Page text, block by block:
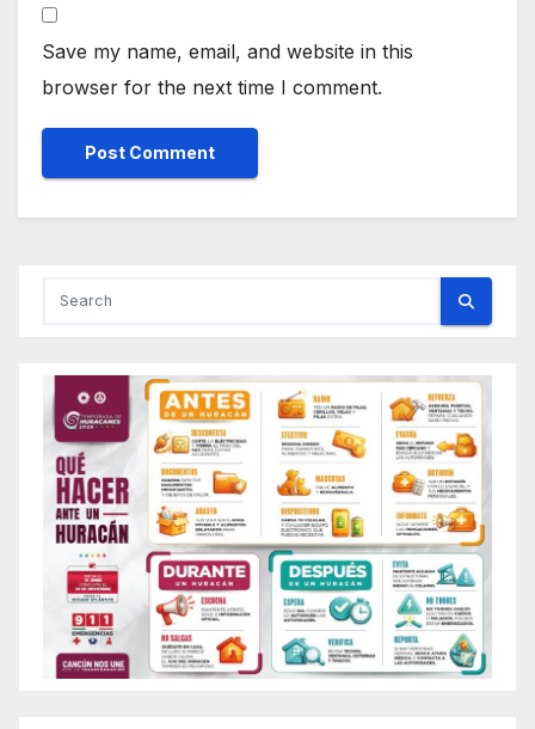
Save my name, email, and website in this
browser for the next time I comment.